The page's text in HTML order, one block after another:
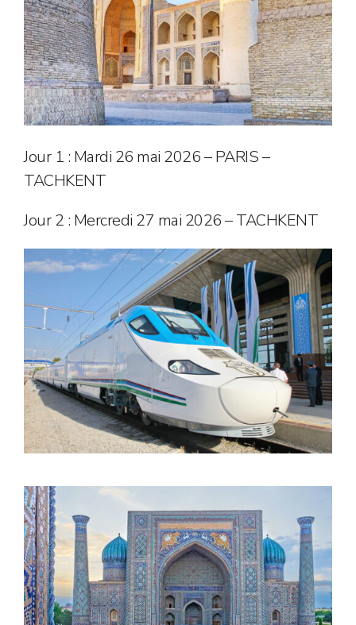
Jour 1 : Mardi 26 mai 2026 – PARIS –
TACHKENT
Jour 2 : Mercredi 27 mai 2026 – TACHKENT